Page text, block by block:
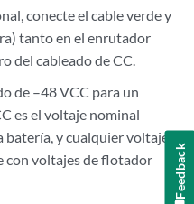
conecte el cable verde y
tanto en el enrutador
del cableado de CC.
de –48 VCC para un
es el voltaje nominal
batería, y cualquier voltaje
con voltajes de flotador
Feedback